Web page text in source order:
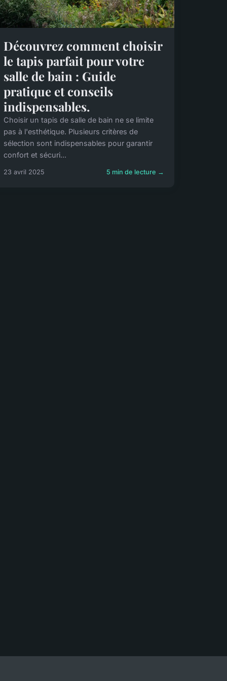
Découvrez comment choisir
le tapis parfait pour votre
salle de bain : Guide
pratique et conseils
indispensables.
Choisir un tapis de salle de bain ne se limite
pas à l'esthétique. Plusieurs critères de
sélection sont indispensables pour garantir
confort et sécuri...
23 avril 2025 5 min de lecture →